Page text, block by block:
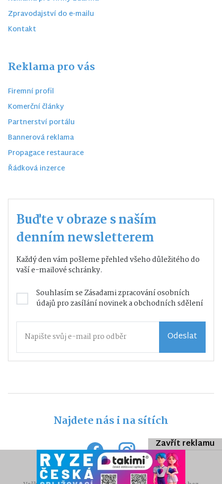
Zpravodajství do e-mailu
Kontakt
Reklama pro vás
Firemní profil
Komerční články
Partnerství portálu
Bannerová reklama
Propagace restaurace
Řádková inzerce
Buďte v obraze s naším
denním newsletterem
Každý den vám pošleme přehled všeho důležitého do
vaší e-mailové schránky.
Souhlasím seZásadami zpracování osobních
údajůpro zasílání novinek a obchodních sdělení
Odeslat
Najdete nás i na sítích
Zavřít reklamu